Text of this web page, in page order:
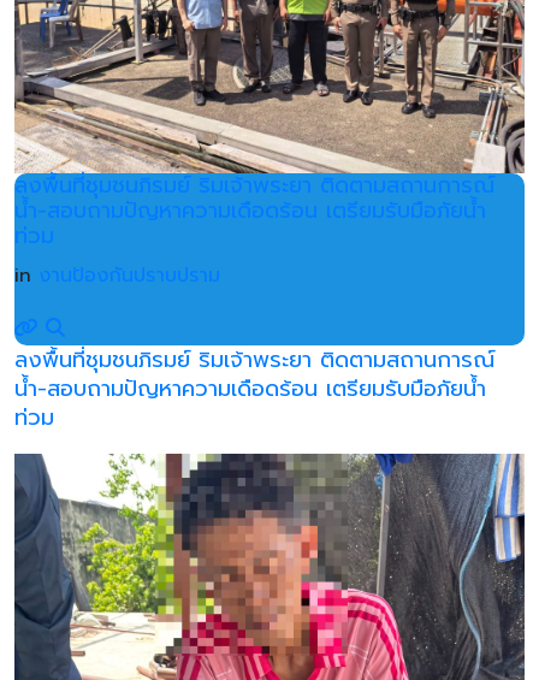
ลงพื้นที่ชุมชนภิรมย์ ริมเจ้าพระยา ติดตามสถานการณ์
น้ำ-สอบถามปัญหาความเดือดร้อน เตรียมรับมือภัยน้ำ
ท่วม
in งานป้องกันปราบปราม
ลงพื้นที่ชุมชนภิรมย์ ริมเจ้าพระยา ติดตามสถานการณ์
น้ำ-สอบถามปัญหาความเดือดร้อน เตรียมรับมือภัยน้ำ
ท่วม